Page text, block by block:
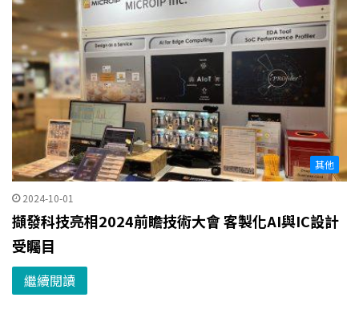
其他
2024-10-01
擷發科技亮相2024前瞻技術大會 客製化AI與IC設計
受矚目
繼續閱讀